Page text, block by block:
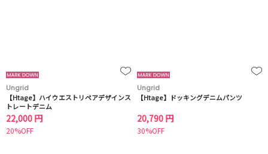
Ungrid
【Htage】ハイウエストリペアデザインス
トレートデニム
22,000 円
20%OFF
Ungrid
【Htage】ドッキングデニムパンツ
20,790 円
30%OFF